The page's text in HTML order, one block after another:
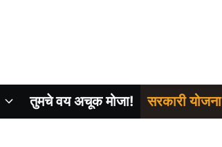
तुमचे वय अचूक मोजा! सरकारी योजना